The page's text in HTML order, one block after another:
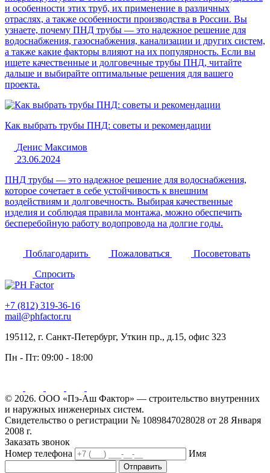
и особенности этих труб, их применение в различных
отраслях, а также особенности производства в России. Вы
узнаете, почему ПНД трубы — это надежное решение для
водоснабжения, газоснабжения, канализации и других систем,
а также какие факторы влияют на их популярность. Если вы
ищете качественные и долговечные трубы ПНД, читайте
дальше и выбирайте оптимальные решения для вашего
проекта.
Как выбрать трубы ПНД: советы и рекомендации
Денис Максимов
23.06.2024
ПНД трубы — это надежное решение для водоснабжения,
которое сочетает в себе устойчивость к внешним
воздействиям и долговечность. Выбирая качественные
изделия и соблюдая правила монтажа, можно обеспечить
бесперебойную работу водопровода на долгие годы.
Поблагодарить Пожаловаться
Посоветовать
Спросить
+7 (812) 319-36-16
mail@phfactor.ru
195112, г. Санкт-Петербург, Уткин пр., д.15, офис 323
Пн - Пт: 09:00 - 18:00
© 2026. ООО «Пэ-Аш Фактор» — строительство внутренних
и наружных инженерных систем.
Свидетельство о регистрации № 1089847028028 от 28 Января
2008 г.
Заказать звонок
Номер телефона
Имя
Отправить